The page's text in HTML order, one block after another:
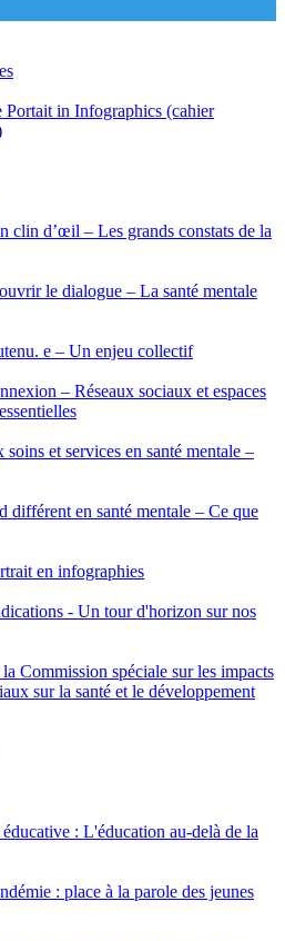
in Infographics (cahier
clin d’œil – Les grands constats de la
le dialogue – La santé mentale
e – Un enjeu collectif
– Réseaux sociaux et espaces
et services en santé mentale –
différent en santé mentale – Ce que
en infographies
- Un tour d'horizon sur nos
Commission spéciale sur les impacts
sur la santé et le développement
: L'éducation au-delà de la
: place à la parole des jeunes